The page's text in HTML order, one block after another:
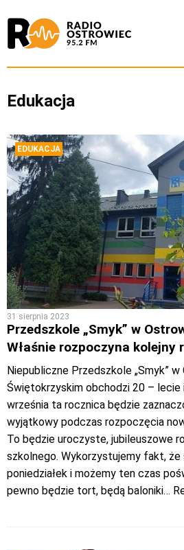
Edukacja
EDUKACJA
31 sierpnia 2023
Przedszkole „Smyk” w
Właśnie rozpoczyna kolejny
Niepubliczne Przedszkole „Smyk”
Świętokrzyskim obchodzi 20 – lecie
września ta rocznica będzie
wyjątkowy podczas rozpoczęcia
To będzie uroczyste, jubileuszowe
szkolnego. Wykorzystujemy fakt, że
poniedziałek i możemy ten czas
pewno będzie tort, będą baloniki…